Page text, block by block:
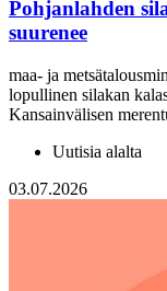
Pohjanlahden
suurenee
maa- ja
lopullinen silakan
Kansainvälisen
Uutisia alalta
03.07.2026